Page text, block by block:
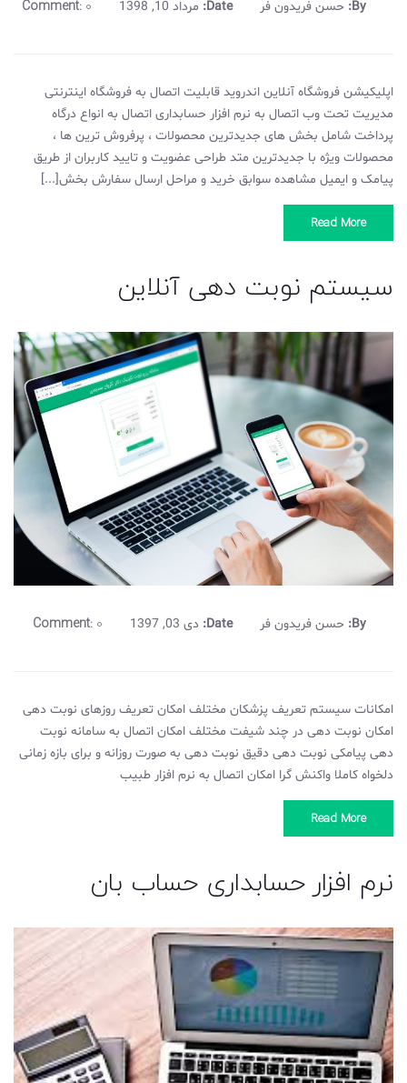
By: حسن فریدون فر Date: مرداد 10, 1398 Comment: 0
اپلیکیشن فروشگاه آنلاین اندروید قابلیت اتصال به فروشگاه اینترنتی
مدیریت تحت وب اتصال به نرم افزار حسابداری اتصال به انواع درگاه
پرداخت شامل بخش های جدیدترین محصولات ، پرفروش ترین ها ،
محصولات ویژه با جدیدترین متد طراحی عضویت و تایید کاربران از طریق
پیامک و ایمیل مشاهده سوابق خرید و مراحل ارسال سفارش بخش[...]
Read More
سیستم نوبت دهی آنلاین
By: حسن فریدون فر Date: دی 03, 1397 Comment: 0
امکانات سیستم تعریف پزشکان مختلف امکان تعریف روزهای نوبت دهی
امکان نوبت دهی در چند شیفت مختلف امکان اتصال به سامانه نوبت
دهی پیامکی نوبت دهی دقیق نوبت دهی به صورت روزانه و برای بازه زمانی
دلخواه کاملا واکنش گرا امکان اتصال به نرم افزار طبیب
Read More
نرم افزار حسابداری حساب بان